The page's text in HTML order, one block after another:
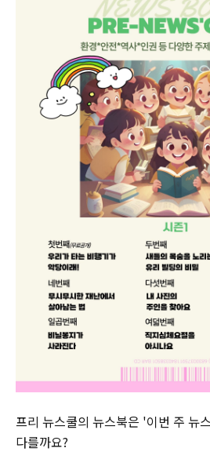
프리 뉴스쿨의 뉴스북은 '이번 주 뉴
다를까요?